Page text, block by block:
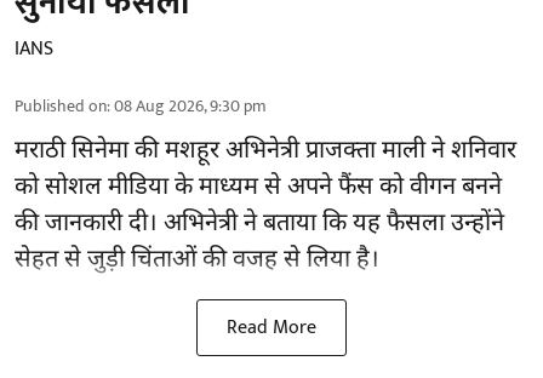
IANS
Published on:08 Aug 2026, 9:30 pm
मराठी सिनेमा की मशहूरअभिनेत्रीप्राजक्ता माली ने शनिवार
को सोशल मीडिया के माध्यम से अपने फैंस को वीगन बनने
की जानकारी दी। अभिनेत्री ने बताया कि यह फैसला उन्होंने
सेहत से जुड़ी चिंताओं की वजह से लिया है।
Read More